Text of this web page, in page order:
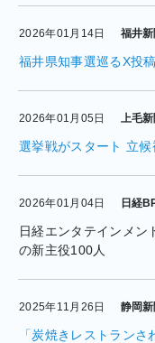
2026年01月14日 福井新
福井県知事選巡るX投
2026年01月05日 上毛
選挙戦がスタート 立
2026年01月04日 日経
日経エンタテインメ
の新主役100人
2025年11月26日 静岡新
「炭焼きレストラン